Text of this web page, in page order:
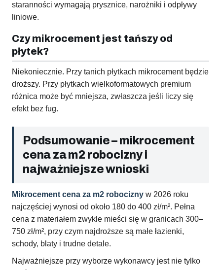
staranności wymagają prysznice, narożniki i odpływy
liniowe.
Czy mikrocement jest tańszy od
płytek?
Niekoniecznie. Przy tanich płytkach mikrocement będzie
droższy. Przy płytkach wielkoformatowych premium
różnica może być mniejsza, zwłaszcza jeśli liczy się
efekt bez fug.
Podsumowanie – mikrocement
cena za m2 robocizny i
najważniejsze wnioski
Mikrocement cena za m2 robocizny w 2026 roku
najczęściej wynosi od około 180 do 400 zł/m². Pełna
cena z materiałem zwykle mieści się w granicach 300–
750 zł/m², przy czym najdroższe są małe łazienki,
schody, blaty i trudne detale.
Najważniejsze przy wyborze wykonawcy jest nie tylko